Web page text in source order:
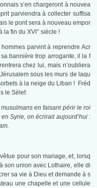
s’en chargeront à nouvea
parviendra à collecter suffisa
le pont sera à nouveau empor
la fin du XVI° siècle !
parvint à reprendre Acr
bannière trop arrogante, il la f
chez lui, mais n’oubliera
sous les murs de laqu
à la neige du Liban ! Fréd
le Sélef.
en faisant périr le roi
Syrie, on écrirait aujourd’hui :
pour son mariage, et, lorsq
son union avec Lothaire, elle di
sa vie à Dieu et demande à s
une chapelle et une cellule